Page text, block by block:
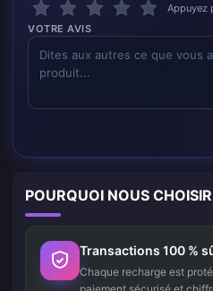
Appuyez
VOTRE AVIS
POURQUOI NOUS
Transactions 100 %
Chaque recharge est